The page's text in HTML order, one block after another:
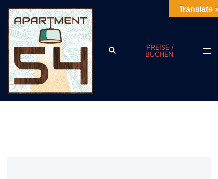
PREISE /
BUCHEN
Translate